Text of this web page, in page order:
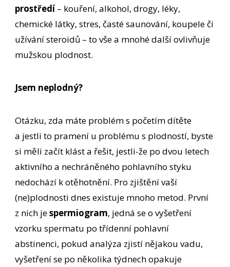
prostředí– kouření, alkohol, drogy, léky,
chemické látky, stres, časté saunování, koupele či
užívání steroidů – to vše a mnohé další ovlivňuje
mužskou plodnost.
Jsem neplodný?
Otázku, zda máte problém s početím dítěte
a jestli to pramení u problému s plodností, byste
si měli začít klást a řešit, jestli-že po dvou letech
aktivního a nechráněného pohlavního styku
nedochází k otěhotnění. Pro zjištění vaší
(ne)plodnosti dnes existuje mnoho metod. První
z nich jespermiogram, jedná se o vyšetření
vzorku spermatu po třídenní pohlavní
abstinenci, pokud analýza zjistí nějakou vadu,
vyšetření se po několika týdnech opakuje